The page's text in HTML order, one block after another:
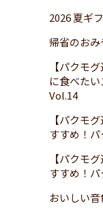
2026 夏ギ
帰省のお
【パクモ
に食べた
Vol.14
【パクモ
すすめ！
【パクモ
すすめ！
おいしい